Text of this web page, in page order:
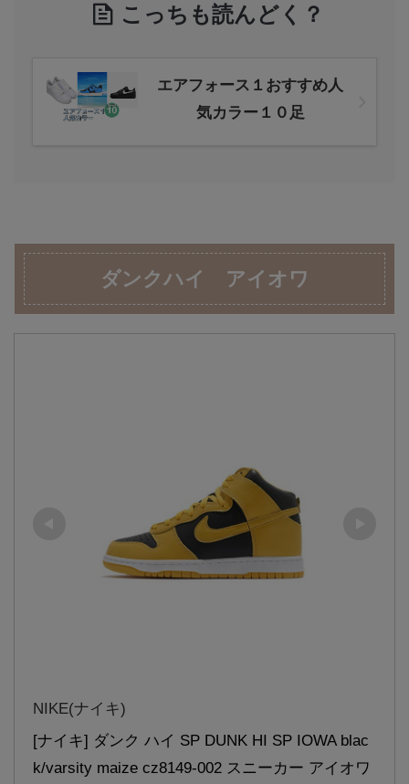
こっちも読んどく？
エアフォース１おすすめ人
気カラー１０足
ダンクハイ アイオワ
NIKE(ナイキ)
[ナイキ] ダンク ハイ SP DUNK HI SP IOWA blac
k/varsity maize cz8149-002 スニーカー アイオワ